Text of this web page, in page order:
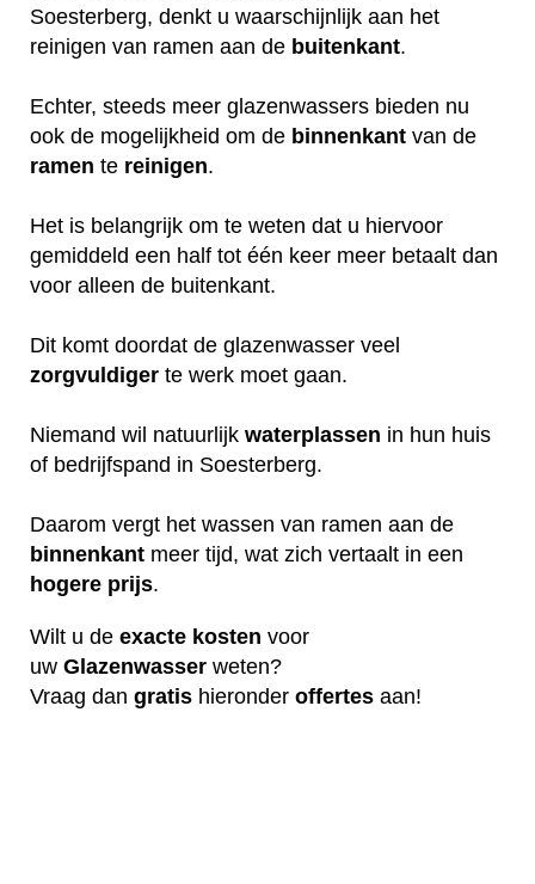
Soesterberg, denkt u waarschijnlijk aan het
reinigen van ramen aan de buitenkant.
Echter, steeds meer glazenwassers bieden nu
ook de mogelijkheid om de binnenkant van de
ramen te reinigen.
Het is belangrijk om te weten dat u hiervoor
gemiddeld een half tot één keer meer betaalt dan
voor alleen de buitenkant.
Dit komt doordat de glazenwasser veel
zorgvuldiger te werk moet gaan.
Niemand wil natuurlijk waterplassen in hun huis
of bedrijfspand in Soesterberg.
Daarom vergt het wassen van ramen aan de
binnenkant meer tijd, wat zich vertaalt in een
hogere prijs.
Wilt u de exacte kosten voor
uw Glazenwasser weten?
Vraag dan gratis hieronder offertes aan!